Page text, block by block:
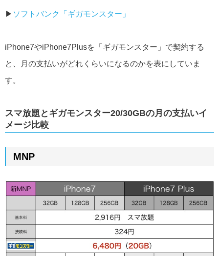
▶︎ ソフトバンク「ギガモンスター」
iPhone7やiPhone7Plusを「ギガモンスター」で契約する
と、月の支払いがどれくらいになるのかを表にしていま
す。
スマ放題とギガモンスター20/30GBの月の支払いイ
メージ比較
MNP